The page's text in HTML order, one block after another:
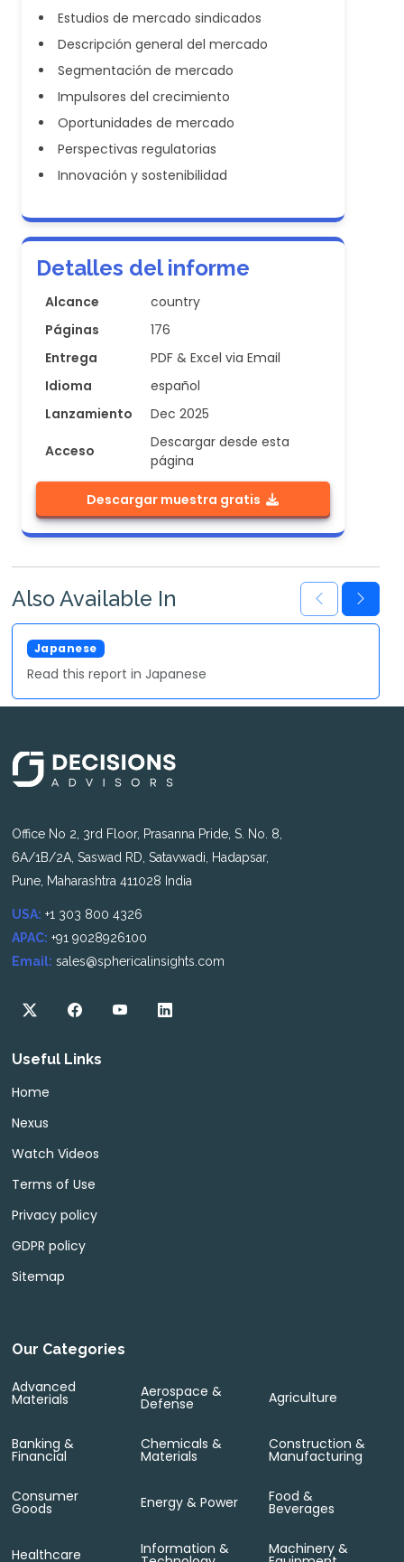
Estudios de mercado sindicados
Descripción general del mercado
Segmentación de mercado
Impulsores del crecimiento
Oportunidades de mercado
Perspectivas regulatorias
Innovación y sostenibilidad
Detalles del informe
Alcance
country
Páginas
176
Entrega
PDF & Excel via Email
Idioma
español
Lanzamiento
Dec 2025
Acceso
Descargar desde esta
página
Descargar muestra gratis
Also Available In
Japanese
Read this report in Japanese
Office No 2, 3rd Floor, Prasanna Pride, S. No. 8,
6A/1B/2A, Saswad RD, Satavwadi, Hadapsar,
Pune, Maharashtra 411028 India
USA: +1 303 800 4326
APAC: +91 9028926100
Email: sales@sphericalinsights.com
Useful Links
Home
Nexus
Watch Videos
Terms of Use
Privacy policy
GDPR policy
Sitemap
Our Categories
Advanced
Materials Aerospace &
Defense Agriculture
Banking &
Financial
Chemicals &
Materials
Construction &
Manufacturing
Consumer
Goods Energy & Power Food &
Beverages
Healthcare Information & Machinery &